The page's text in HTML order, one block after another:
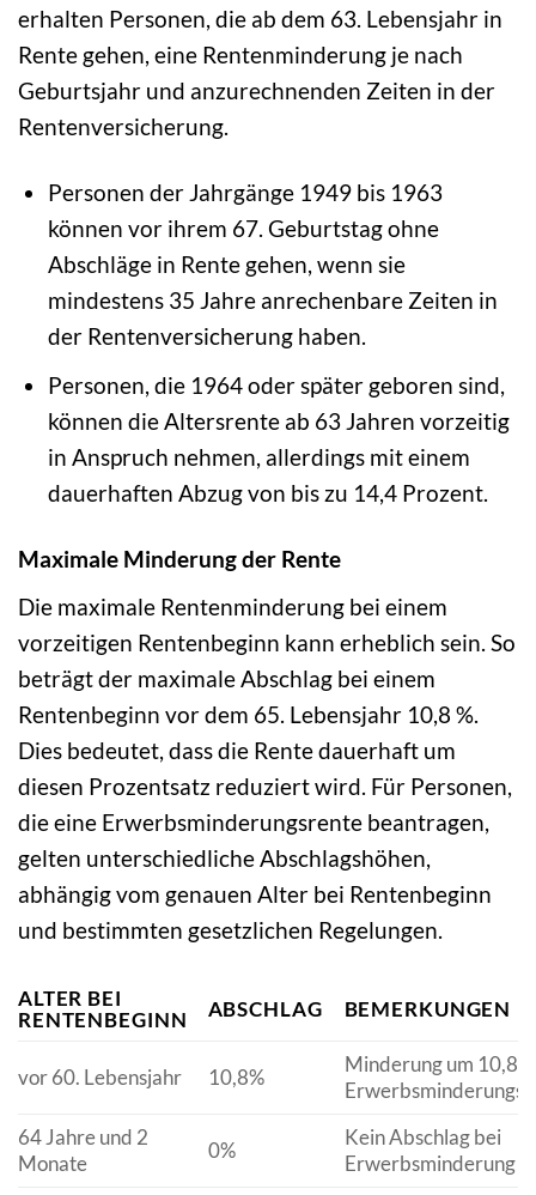
erhalten Personen, die ab dem 63. Lebensjahr in
Rente gehen, eine Rentenminderung je nach
Geburtsjahr und anzurechnenden Zeiten in der
Rentenversicherung.
Personen der Jahrgänge 1949 bis 1963
können vor ihrem 67. Geburtstag ohne
Abschläge in Rente gehen, wenn sie
mindestens 35 Jahre anrechenbare Zeiten in
der Rentenversicherung haben.
Personen, die 1964 oder später geboren sind,
können die Altersrente ab 63 Jahren vorzeitig
in Anspruch nehmen, allerdings mit einem
dauerhaften Abzug von bis zu 14,4 Prozent.
Maximale Minderung der Rente
Die maximale Rentenminderung bei einem
vorzeitigen Rentenbeginn kann erheblich sein. So
beträgt der maximale Abschlag bei einem
Rentenbeginn vor dem 65. Lebensjahr 10,8 %.
Dies bedeutet, dass die Rente dauerhaft um
diesen Prozentsatz reduziert wird. Für Personen,
die eine Erwerbsminderungsrente beantragen,
gelten unterschiedliche Abschlagshöhen,
abhängig vom genauen Alter bei Rentenbeginn
und bestimmten gesetzlichen Regelungen.
ALTER BEI
RENTENBEGINN
ABSCHLAG BEMERKUNGEN
vor 60. Lebensjahr 10,8%
Minderung um
64 Jahre und 2
Monate
0%
Kein Abschlag bei
Erwerbsminderung